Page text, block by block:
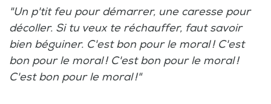
"Un p'tit feu pour démarrer, une caresse pour
décoller. Si tu veux te réchauffer, faut savoir
bien béguiner. C'est bon pour le moral ! C'est
bon pour le moral ! C'est bon pour le moral !
C'est bon pour le moral !"